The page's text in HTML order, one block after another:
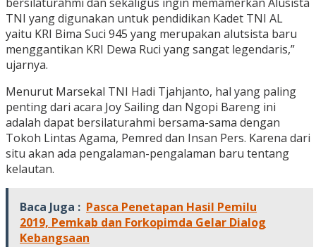
TNI yang digunakan untuk pendidikan Kadet TNI AL
yaitu KRI Bima Suci 945 yang merupakan alutsista baru
menggantikan KRI Dewa Ruci yang sangat legendaris,”
ujarnya.
Menurut Marsekal TNI Hadi Tjahjanto, hal yang paling
penting dari acara Joy Sailing dan Ngopi Bareng ini
adalah dapat bersilaturahmi bersama-sama dengan
Tokoh Lintas Agama, Pemred dan Insan Pers. Karena dari
situ akan ada pengalaman-pengalaman baru tentang
kelautan.
Baca Juga : Pasca Penetapan Hasil Pemilu
2019, Pemkab dan Forkopimda Gelar Dialog
Kebangsaan